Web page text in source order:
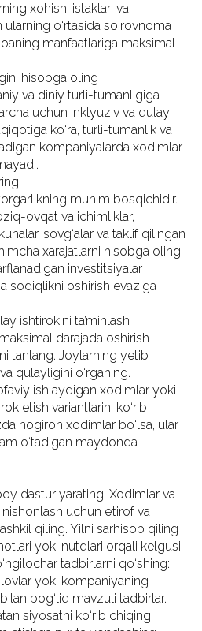
xohish-istaklari va
o‘rtasida so‘rovnoma
manfaatlariga maksimal
hisobga oling
va diniy turli-tumanligiga
uchun inklyuziv va qulay
ko‘ra, turli-tumanlik va
kompaniyalarda xodimlar
muhim bosqichidir.
ovqat va ichimliklar,
sovg‘alar va taklif qilingan
xarajatlarni hisobga oling.
investitsiyalar
sodiqlikni oshirish evaziga
ishtirokini ta’minlash
darajada oshirish
tanlang. Joylarning yetib
qulayligini o‘rganing.
ishlaydigan xodimlar yoki
etish variantlarini ko‘rib
nogiron xodimlar bo‘lsa, ular
o‘tadigan maydonda
dastur yarating. Xodimlar va
uchun e’tirof va
qiling. Yilni sarhisob qiling
yoki nutqlari orqali kelgusi
tadbirlarni qo‘shing:
yoki kompaniyaning
bog‘liq mavzuli tadbirlar.
siyosatni ko‘rib chiqing